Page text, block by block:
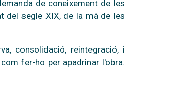
de coneixement de les
del segle XIX, de la mà de les
consolidació, reintegració, i
fer-ho per apadrinar l'obra.